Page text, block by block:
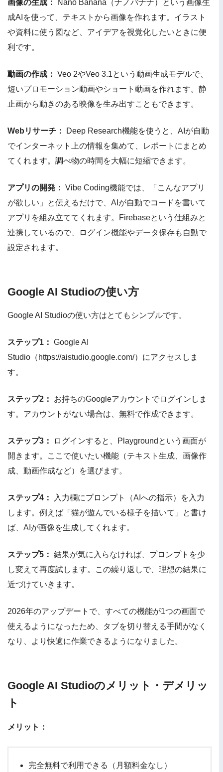
画像の生成：
Nano Banana（ナノバナナ）という画像生
成AIを使って、テキストから画像を作れます。イラスト
や資料に使う図など、アイデアを視覚化したいときに便
利です。
動画の作成： Veo 2やVeo 3.1という動画生成モデルで、
短いプロモーション動画やショート動画を作れます。静
止画から動きのある映像を生み出すこともできます。
Webリサーチ：
Deep Research機能を使うと、AIが自動
でインターネット上の情報を集めて、レポートにまとめ
てくれます。調べ物の時間を大幅に短縮できます。
アプリの開発： Vibe Coding機能では、「こんなアプリ
が欲しい」と伝えるだけで、AIが自動でコードを書いて
アプリを組み立ててくれます。Firebaseという仕組みと
連携しているので、ログイン機能やデータ保存も自動で
設定されます。
Google AI Studioの使い方
Google AI Studioの使い方はとてもシンプルです。
ステップ1： Google AI
Studio（https://aistudio.google.com/）にアクセスしま
す。
ステップ2：
お持ちのGoogleアカウントでログインしま
す。アカウントがない場合は、無料で作成できます。
ステップ3：
ログインすると、Playgroundという画面が
開きます。ここで使いたい機能（テキスト生成、画像作
成、動画作成など）を選びます。
ステップ4：
入力欄にプロンプト（AIへの指示）を入力
します。例えば「猫が遊んでいる様子を描いて」と書け
ば、AIが画像を生成してくれます。
ステップ5： 結果が気に入らなければ、プロンプトを少
し変えて再度試します。この繰り返しで、理想の結果に
近づけていきます。
2026年のアップデートで、すべての機能が1つの画面で
使えるようになったため、タブを切り替える手間がなく
なり、より快適に作業できるようになりました。
Google AI Studioのメリット・デメリッ
ト
メリット：
完全無料で利用できる（月額料金なし）